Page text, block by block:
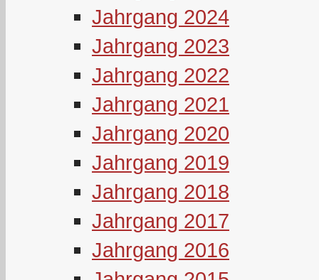
Jahrgang 2024
Jahrgang 2023
Jahrgang 2022
Jahrgang 2021
Jahrgang 2020
Jahrgang 2019
Jahrgang 2018
Jahrgang 2017
Jahrgang 2016